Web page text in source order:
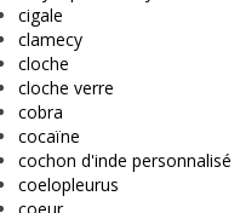
cigale
clamecy
cloche
cloche verre
cobra
cocaïne
cochon d'inde personnalisé
coelopleurus
coeur